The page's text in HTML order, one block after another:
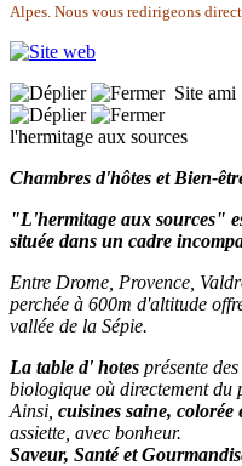
Alpes. Nous vous redirigeons
Site ami
l'hermitage aux sources
Chambres d'hôtes et Bien-
"L'hermitage aux sources"
située dans un cadre
Entre Drome, Provence,
perchée à 600m d'altitude
vallée de la Sépie.
La table d' hotes présente
biologique où directement du
Ainsi, cuisines saine, colorée
assiette, avec bonheur.
Saveur, Santé et